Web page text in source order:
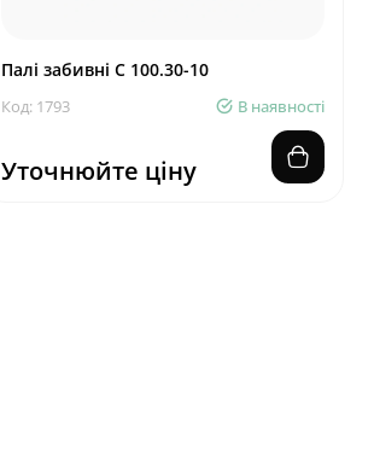
Палі забивні С 100.30-10
Код: 1793 В наявності
Уточнюйте ціну